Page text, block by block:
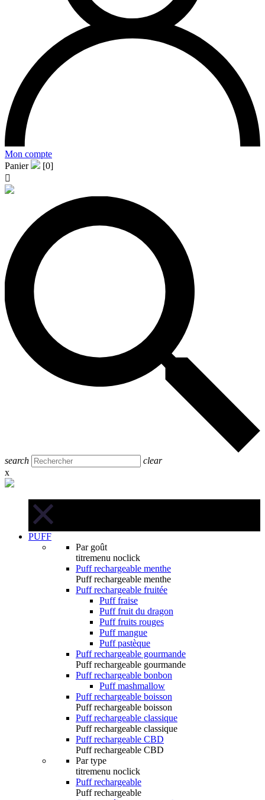
Mon compte
Panier
[0]

search
clear
x
PUFF
Par goût
titremenu noclick
Puff rechargeable menthe
Puff rechargeable menthe
Puff rechargeable fruitée
Puff fraise
Puff fruit du dragon
Puff fruits rouges
Puff mangue
Puff pastèque
Puff rechargeable gourmande
Puff rechargeable gourmande
Puff rechargeable bonbon
Puff mashmallow
Puff rechargeable boisson
Puff rechargeable boisson
Puff rechargeable classique
Puff rechargeable classique
Puff rechargeable CBD
Puff rechargeable CBD
Par type
titremenu noclick
Puff rechargeable
Puff rechargeable